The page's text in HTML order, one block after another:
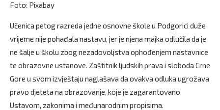
Foto: Pixabay
Učenica petog razreda jedne osnovne škole u Podgorici duže
vrijeme nije pohađala nastavu, jer je njena majka odlučila da je
ne šalje u školu zbog nezadovoljstva ophođenjem nastavnice
te obrazovne ustanove. Zaštitnik ljudskih prava i sloboda Crne
Gore u svom izvještaju naglašava da ovakva odluka ugrožava
pravo djeteta na obrazovanje, koje je zagarantovano
Ustavom, zakonima i međunarodnim propisima.